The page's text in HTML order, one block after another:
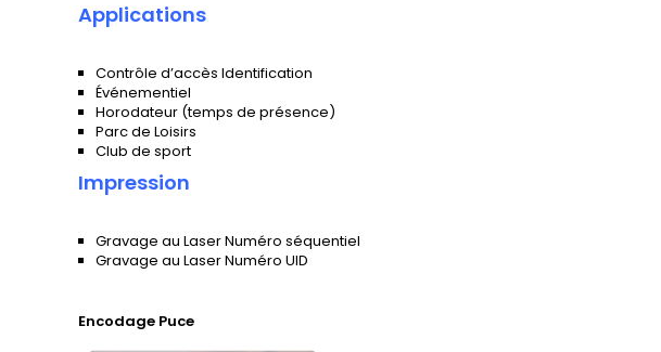
Applications
Contrôle d’accès Identification
Événementiel
Horodateur (temps de présence)
Parc de Loisirs
Club de sport
Impression
Gravage au Laser Numéro séquentiel
Gravage au Laser Numéro UID
Encodage Puce